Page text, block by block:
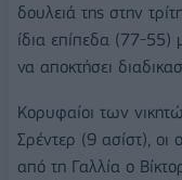
δουλειά της στην
ίδια επίπεδα (77-55)
να αποκτήσει
Κορυφαίοι των
Σρέντερ (9 ασίστ),
από τη Γαλλία ο